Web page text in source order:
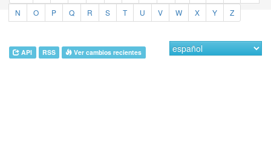
N
O P Q R S T U V W X Y Z
API RSS Ver cambios recientes